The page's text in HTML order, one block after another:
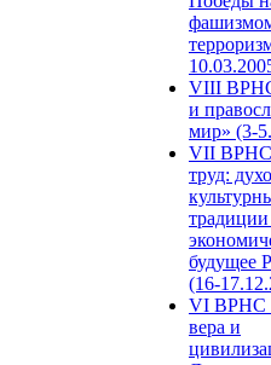
VIII
и
мир» (3-
VII ВРНС
труд:
будущее
(16-
VI ВРНС
вера и